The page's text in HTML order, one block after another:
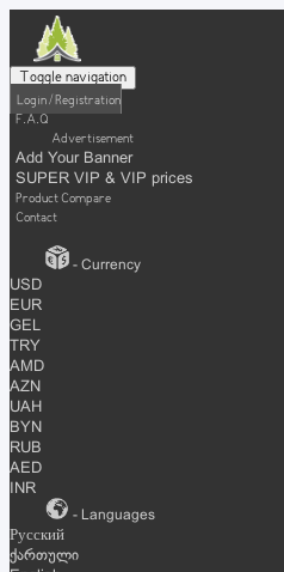
Toggle navigation
Login / Registration
F.A.Q
Advertisement
Add Your Banner
SUPER VIP & VIP prices
Product Compare
Contact
- Currency
USD
EUR
GEL
TRY
AMD
AZN
UAH
BYN
RUB
AED
INR
- Languages
Русский
ქართული